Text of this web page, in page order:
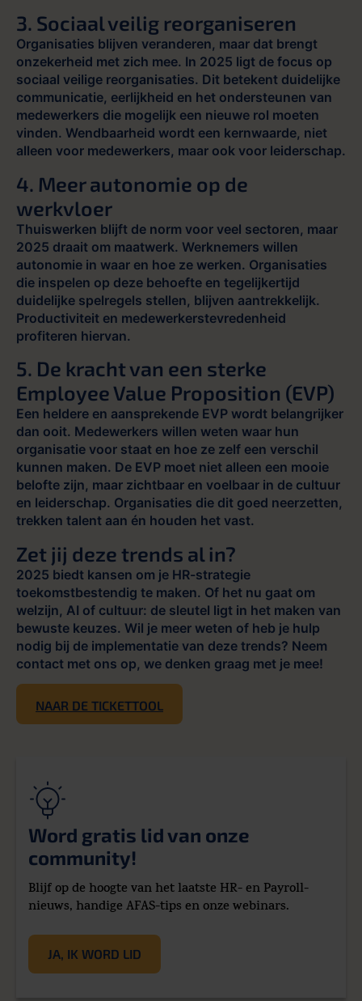
3. Sociaal veilig reorganiseren
Organisaties blijven veranderen, maar dat brengt
onzekerheid met zich mee. In 2025 ligt de focus op
sociaal veilige reorganisaties. Dit betekent duidelijke
communicatie, eerlijkheid en het ondersteunen van
medewerkers die mogelijk een nieuwe rol moeten
vinden. Wendbaarheid wordt een kernwaarde, niet
alleen voor medewerkers, maar ook voor leiderschap.
4. Meer autonomie op de
werkvloer
Thuiswerken blijft de norm voor veel sectoren, maar
2025 draait om maatwerk. Werknemers willen
autonomie in waar en hoe ze werken. Organisaties
die inspelen op deze behoefte en tegelijkertijd
duidelijke spelregels stellen, blijven aantrekkelijk.
Productiviteit en medewerkerstevredenheid
profiteren hiervan.
5. De kracht van een sterke
Employee Value Proposition (EVP)
Een heldere en aansprekende EVP wordt belangrijker
dan ooit. Medewerkers willen weten waar hun
organisatie voor staat en hoe ze zelf een verschil
kunnen maken. De EVP moet niet alleen een mooie
belofte zijn, maar zichtbaar en voelbaar in de cultuur
en leiderschap. Organisaties die dit goed neerzetten,
trekken talent aan én houden het vast.
Zet jij deze trends al in?
2025 biedt kansen om je HR-strategie
toekomstbestendig te maken. Of het nu gaat om
welzijn, AI of cultuur: de sleutel ligt in het maken van
bewuste keuzes. Wil je meer weten of heb je hulp
nodig bij de implementatie van deze trends? Neem
contact met ons op, we denken graag met je mee!
NAAR DE TICKETTOOL
Word gratis lid van onze
community!
Blijf op de hoogte van het laatste HR- en Payroll-
nieuws, handige AFAS-tips en onze webinars.
JA, IK WORD LID